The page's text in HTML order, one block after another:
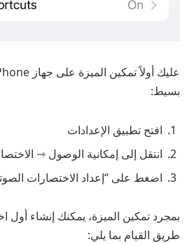
بسيط:
افتح تطبيق الإعدادات
انتقل إلى إمكانية الوصول ⇾
اضغط على “إعداد الاختصارات
بمجرد تمكين الميزة، يمكنك إنشاء
طريق القيام بما يلي: